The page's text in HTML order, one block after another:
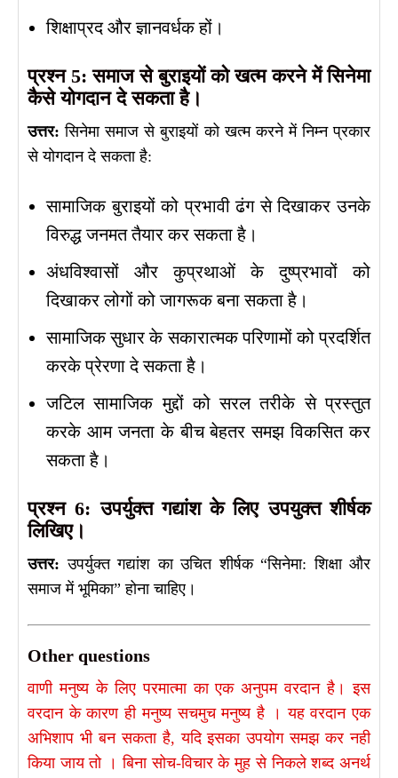
शिक्षाप्रद और ज्ञानवर्धक हों।
प्रश्न 5: समाज से बुराइयों को खत्म करने में सिनेमा
कैसे योगदान दे सकता है।
उत्तर: सिनेमा समाज से बुराइयों को खत्म करने में निम्न प्रकार
से योगदान दे सकता है:
सामाजिक बुराइयों को प्रभावी ढंग से दिखाकर उनके
विरुद्ध जनमत तैयार कर सकता है।
अंधविश्वासों और कुप्रथाओं के दुष्प्रभावों को
दिखाकर लोगों को जागरूक बना सकता है।
सामाजिक सुधार के सकारात्मक परिणामों को प्रदर्शित
करके प्रेरणा दे सकता है।
जटिल सामाजिक मुद्दों को सरल तरीके से प्रस्तुत
करके आम जनता के बीच बेहतर समझ विकसित कर
सकता है।
प्रश्न 6: उपर्युक्त गद्यांश के लिए उपयुक्त शीर्षक
लिखिए।
उत्तर: उपर्युक्त गद्यांश का उचित शीर्षक “सिनेमा: शिक्षा और
समाज में भूमिका” होना चाहिए।
Other questions
वाणी मनुष्य के लिए परमात्मा का एक अनुपम वरदान है। इस
वरदान के कारण ही मनुष्य सचमुच मनुष्य है । यह वरदान एक
अभिशाप भी बन सकता है, यदि इसका उपयोग समझ कर नही
किया जाय तो । बिना सोच-विचार के मुह से निकले शब्द अनर्थ